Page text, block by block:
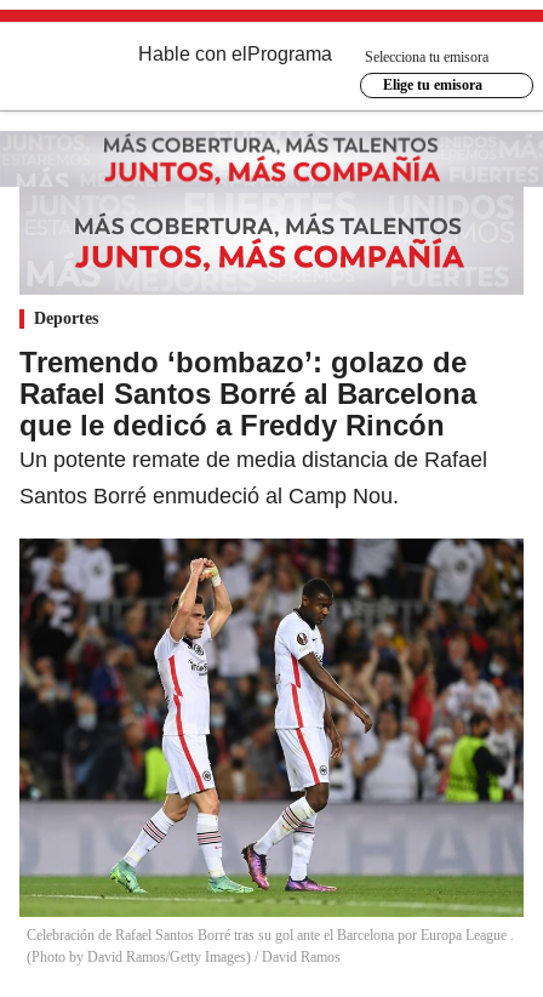
Hable con el Programa
Selecciona tu emisora
Elige tu emisora
Deportes
Tremendo ‘bombazo’: golazo de
Rafael Santos Borré al Barcelona
que le dedicó a Freddy Rincón
Un potente remate de media distancia de Rafael
Santos Borré enmudeció al Camp Nou.
Celebración de Rafael Santos Borré tras su gol ante el Barcelona por Europa League .
(Photo by David Ramos/Getty Images) / David Ramos